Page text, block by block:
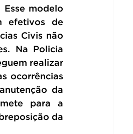
modelo
efetivos de
Civis não
Na Policia
realizar
ocorrências
da
para a
da